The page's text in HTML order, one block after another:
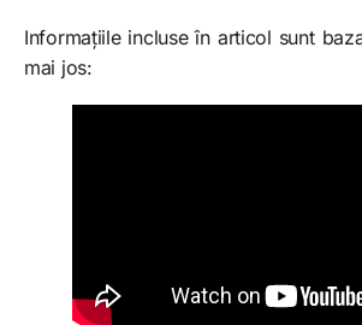
Informațiile incluse în articol sunt
mai jos: